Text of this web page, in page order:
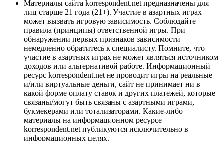
Материалы сайта korrespondent.net предназначены для
лиц старше 21 года (21+). Участие в азартных играх
может вызвать игровую зависимость. Соблюдайте
правила (принципы) ответственной игры. При
обнаружении первых признаков зависимости
немедленно обратитесь к специалисту. Помните, что
участие в азартных играх не может являться источником
доходов или альтернативой работе. Информационный
ресурс korrespondent.net не проводит игры на реальные
и/или виртуальные деньги, сайт не принимает ни в
какой форме оплату ставок и других платежей, которые
связаны/могут быть связаны с азартными играми,
букмекерами или тотализаторами. Какие-либо
материалы на информационном ресурсе
korrespondent.net публикуются исключительно в
информационных целях.